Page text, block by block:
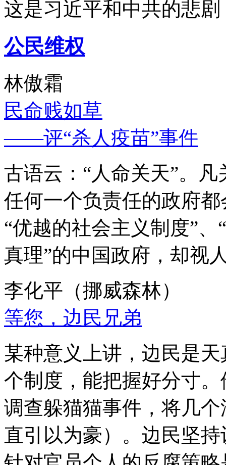
这是习近平和中共的悲
公民维权
林傲霜
民命贱如草
——评“杀人疫苗”事件
古语云：“人命关天”。
任何一个负责任的政府
“优越的社会主义制度”
真理”的中国政府，却视
李化平（挪威森林）
等您，边民兄弟
某种意义上讲，边民是
个制度，能把握好分寸
调查躲猫猫事件，将几
直引以为豪）。边民坚